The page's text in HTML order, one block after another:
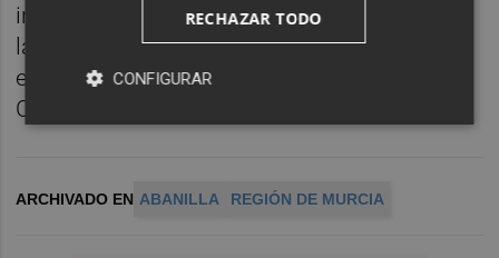
investigados, los productos recuperados y
las diligencias instruidas han sido
entregados en el juzgado de Instrucción de
Cieza.
ARCHIVADO EN ABANILLA REGIÓN DE MURCIA
RECHAZAR TODO
CONFIGURAR